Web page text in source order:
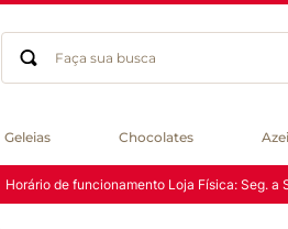
Faça sua busca
Geleias Chocolates
Horário de funcionamento Loja Física: Seg. a
gluten